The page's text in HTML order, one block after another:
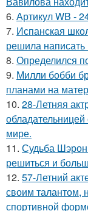
6. Артикул WB -
7. Испанская
решила
8. Определился
9. Милли бобби
планами на
10. 28-Летняя
мире.
11. Судьба Шэрон
решиться и
12. 57-Летний
своим талантом,
спортивной